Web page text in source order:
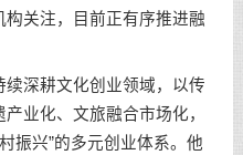
关注，目前正有序推进融
深耕文化创业领域，以传
业化、文旅融合市场化，
振兴”的多元创业体系。他